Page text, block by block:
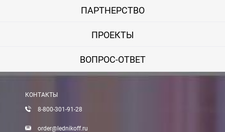
ПАРТНЕРСТВО
ПРОЕКТЫ
ВОПРОС-ОТВЕТ
КОНТАКТЫ
8-800-301-91-28
order@lednikoff.ru